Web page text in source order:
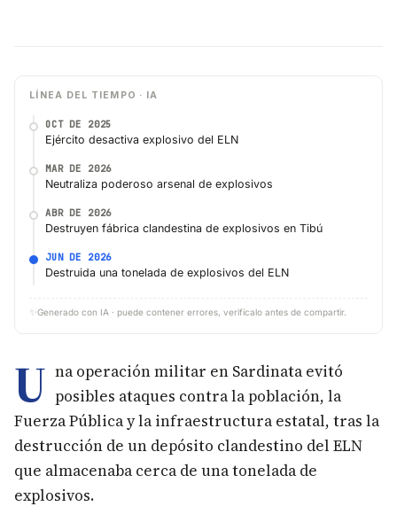
LÍNEA DEL TIEMPO · IA
OCT DE 2025
Ejército desactiva explosivo del ELN
MAR DE 2026
Neutraliza poderoso arsenal de explosivos
ABR DE 2026
Destruyen fábrica clandestina de explosivos en Tibú
JUN DE 2026
Destruida una tonelada de explosivos del ELN
✨ Generado con IA · puede contener errores, verifícalo antes de compartir.
U na operación militar en Sardinata evitó
posibles ataques contra la población, la
Fuerza Pública y la infraestructura estatal, tras la
destrucción de un depósito clandestino del ELN
que almacenaba cerca de una tonelada de
explosivos.